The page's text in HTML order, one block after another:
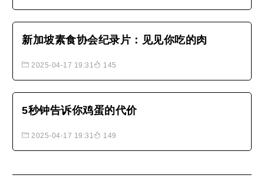
新加坡素食协会纪录片：见见你吃的肉
2025-04-17 19:31 145
5秒钟告诉你鸡蛋的代价
2025-04-17 19:31 149